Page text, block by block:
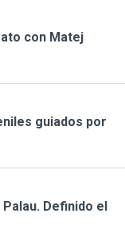
con Matej
guiados por
Definido el